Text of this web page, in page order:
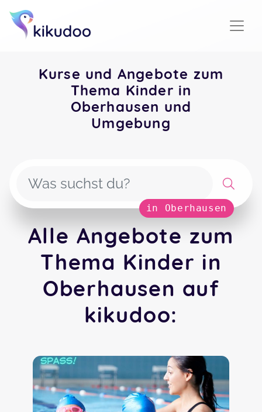
Kurse und Angebote zum
Thema Kinder in
Oberhausen und
Umgebung
in Oberhausen
Alle Angebote zum
Thema Kinder in
Oberhausen auf
kikudoo: